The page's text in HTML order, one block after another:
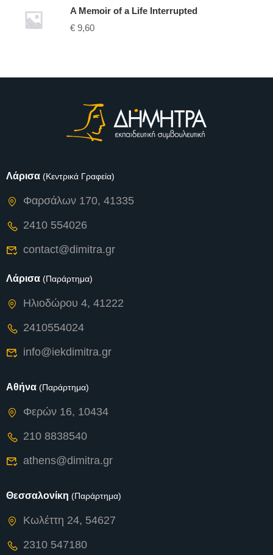
A Memoir of a Life Interrupted
€ 9,60
Λάρισα (Κεντρικά Γραφεία)
Φαρσάλων 170, 41335
2410 554026
contact@dimitra.gr
Λάρισα (Παράρτημα)
Ηλιοδώρου 4, 41222
2410554024
info@iekdimitra.gr
Αθήνα (Παράρτημα)
Φερών 16, 10434
210 8838540
athens@dimitra.gr
Θεσσαλονίκη (Παράρτημα)
Κωλέττη 24, 54627
2310 547180